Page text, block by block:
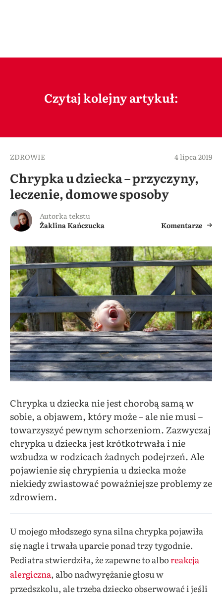
Czytaj kolejny artykuł:
ZDROWIE 4 lipca 2019
Chrypka u dziecka – przyczyny,
leczenie, domowe sposoby
Autorka tekstu
Żaklina Kańczucka
Komentarze
Chrypka u dziecka nie jest chorobą samą w
sobie, a objawem, który może – ale nie musi –
towarzyszyć pewnym schorzeniom. Zazwyczaj
chrypka u dziecka jest krótkotrwała i nie
wzbudza w rodzicach żadnych podejrzeń. Ale
pojawienie się chrypienia u dziecka może
niekiedy zwiastować poważniejsze problemy ze
zdrowiem.
U mojego młodszego syna silna chrypka pojawiła
się nagle i trwała uparcie ponad trzy tygodnie.
Pediatra stwierdziła, że zapewne to alboreakcja
alergiczna, albo nadwyrężanie głosu w
przedszkolu, ale trzeba dziecko obserwować i jeśli